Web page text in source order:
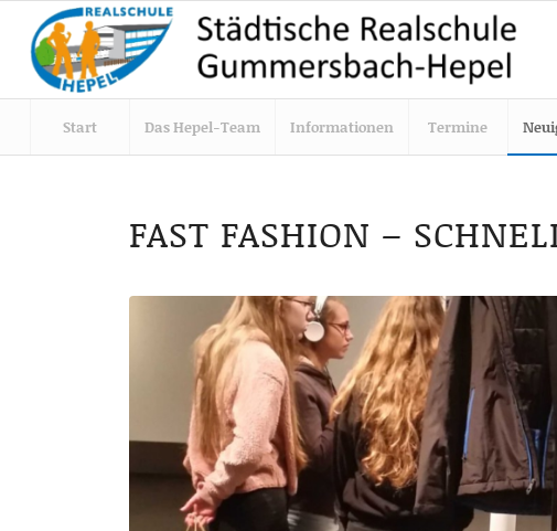
Start Das Hepel-Team Informationen Termine
FAST FASHION –